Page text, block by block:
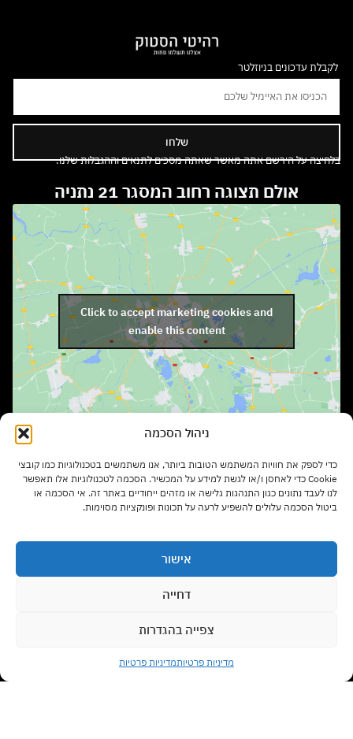
ניהול הסכמה
כדי לספק את חוויות המשתמש הטובות ביותר, אנו משתמשים בטכנולוגיות כמו קובצי
Cookie כדי לאחסן ו/או לגשת למידע על המכשיר. הסכמה לטכנולוגיות אלו תאפשר
לנו לעבד נתונים כגון התנהגות גלישה או מזהים ייחודיים באתר זה. אי הסכמה או
ביטול הסכמה עלולים להשפיע לרעה על תכונות ופונקציות מסוימות.
אישור
דחייה
צפייה בהגדרות
מדיניות פרטיותמדיניות פרטיות
לקבלת עדכונים בניוזלטר
שלחו
בלחיצה על הירשם אתה מאשר שאתה מסכים לתנאים וההגבלות שלנו.
אולם תצוגה רחוב המסגר 21 נתניה
Click to accept marketing cookies and
enable this content
ימים א' – ה' בשעות 9:00 – 17:00
יום ו' בשעות 9:00 – 13:00